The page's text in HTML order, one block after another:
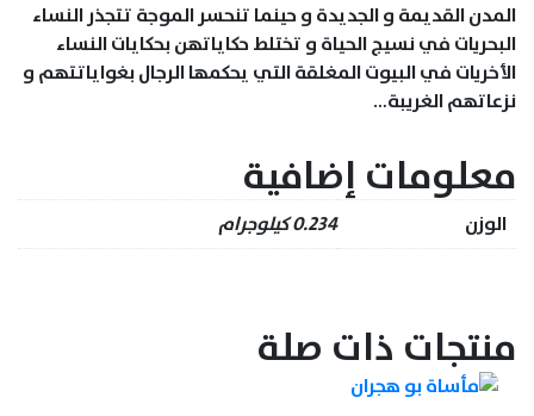
المدن القديمة و الجديدة و حينما تنحسر الموجة تتجذر النساء
البحريات في نسيج الحياة و تختلط حكاياتهن بحكايات النساء
الأخريات في البيوت المغلقة التي يحكمها الرجال بغواياتتهم و
نزعاتهم الغريبة…
معلومات إضافية
الوزن 0.234 كيلوجرام
منتجات ذات صلة